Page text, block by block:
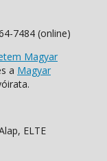
7484 (online)
Magyar
a Magyar
ELTE